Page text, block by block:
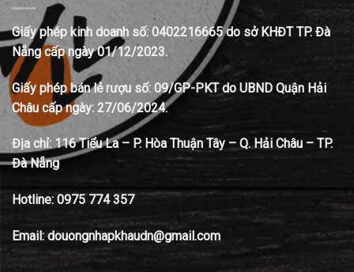
Giấy phép kinh doanh số: 0402216665 do sở KHĐT TP. Đà
Nẵng cấp ngày 01/12/2023.
Giấy phép bán lẻ rượu số: 09/GP-PKT do UBND Quận Hải
Châu cấp ngày: 27/06/2024.
Địa chỉ: 116 Tiểu La – P. Hòa Thuận Tây – Q. Hải Châu – TP.
Đà Nẵng
Hotline: 0975 774 357
Email: douongnhapkhaudn@gmail.com